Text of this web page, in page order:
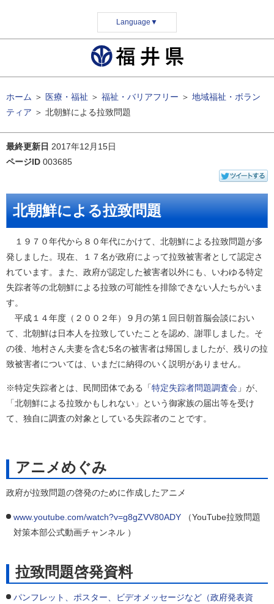
Language ▼
ホーム ＞ 医療・福祉 ＞ 福祉・バリアフリー ＞ 地域福祉・ボラン
ティア ＞ 北朝鮮による拉致問題
最終更新日 2017年12月15日
ページID 003685
北朝鮮による拉致問題
１９７０年代から８０年代にかけて、北朝鮮による拉致問題が多
発しました。現在、１７名が政府によって拉致被害者として認定さ
れています。また、政府が認定した被害者以外にも、いわゆる特定
失踪者等の北朝鮮による拉致の可能性を排除できない人たちがいま
す。
平成１４年度（２００２年）９月の第１回日朝首脳会談におい
て、北朝鮮は日本人を拉致していたことを認め、謝罪しました。そ
の後、地村さん夫妻を含む5名の被害者は帰国しましたが、残りの拉
致被害者については、いまだに納得のいく説明がありません。
※特定失踪者とは、民間団体である「特定失踪者問題調査会 」が、
「北朝鮮による拉致かもしれない」という御家族の届出等を受け
て、独自に調査の対象としている失踪者のことです。
アニメめぐみ
政府が拉致問題の啓発のために作成したアニメ
www.youtube.com/watch?v=g8gZVV80ADY （YouTube拉致問題
対策本部公式動画チャンネル ）
拉致問題啓発資料
パンフレット、ポスター、ビデオメッセージなど（政府発表資